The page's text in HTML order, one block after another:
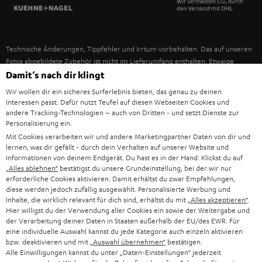
NEUHEITEN
UNSER MANAGEMENT
UNSERE WERTE
BILDUNGSRABATT
GESCHENKGUTSCHEIN
BARRIEREFREIHEIT
USA
WEITERE LÄNDER
Technische Änderungen, Tippfehler und Irrtum vorbehalten. Das auf unseren
Fotos abgebildete Zubehör ist nicht im Lieferumfang enthalten. Etwaige
Entsorgungsgebühren für Batterien sind im Preis inbegriffen.
©2026 Lautsprecher Teufel GmbH - All rights reserved.
Impressum AGB
Vertrag widerrufen
Damit‘s nach dir klingt
Wir wollen dir ein sicheres Surferlebnis bieten, das genau zu deinen
Interessen passt. Dafür nutzt Teufel auf diesen Webseiten Cookies und
andere Tracking-Technologien – auch von Dritten - und setzt Dienste zur
Personalisierung ein.
Mit Cookies verarbeiten wir und andere Marketingpartner Daten von dir und
lernen, was dir gefällt - durch dein Verhalten auf unserer Website und
Informationen von deinem Endgerät. Du hast es in der Hand: Klickst du auf
„Alles ablehnen“ bestätigst du unsere Grundeinstellung, bei der wir nur
erforderliche Cookies aktivieren. Damit erhältst du zwar Empfehlungen,
diese werden jedoch zufällig ausgewählt. Personalisierte Werbung und
Inhalte, die wirklich relevant für dich sind, erhältst du mit „Alles akzeptieren“.
Hier willigst du der Verwendung aller Cookies ein sowie der Weitergabe und
der Verarbeitung deiner Daten in Staaten außerhalb der EU/des EWR. Für
eine individuelle Auswahl kannst du jede Kategorie auch einzeln aktivieren
bzw. deaktivieren und mit „Auswahl übernehmen“ bestätigen.
Alle Einwilligungen kannst du unter „Daten-Einstellungen“ jederzeit